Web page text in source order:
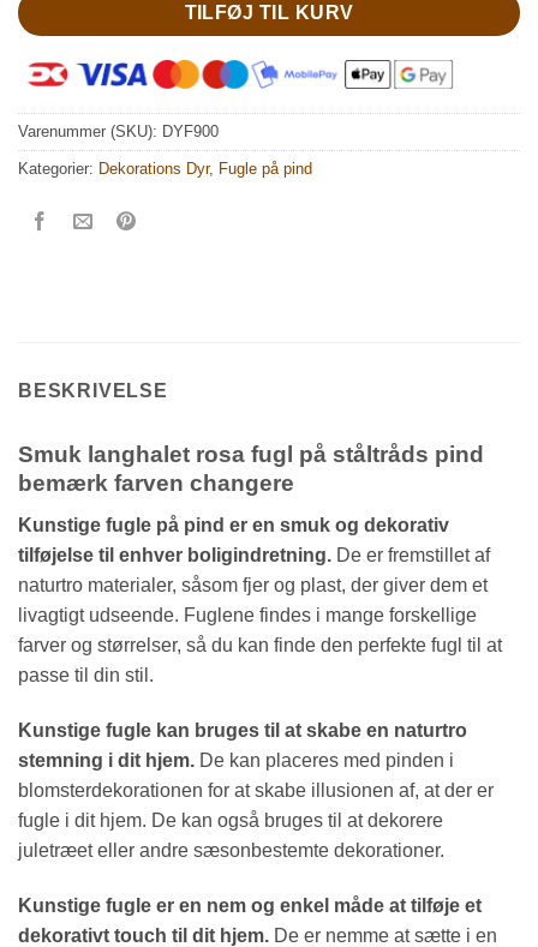
TILFØJ TIL KURV
Varenummer (SKU): DYF900
Kategorier: Dekorations Dyr, Fugle på pind
BESKRIVELSE
Smuk langhalet rosa fugl på ståltråds pind
bemærk farven changere
Kunstige fugle på pind er en smuk og dekorativ
tilføjelse til enhver boligindretning. De er fremstillet af
naturtro materialer, såsom fjer og plast, der giver dem et
livagtigt udseende. Fuglene findes i mange forskellige
farver og størrelser, så du kan finde den perfekte fugl til at
passe til din stil.
Kunstige fugle kan bruges til at skabe en naturtro
stemning i dit hjem. De kan placeres med pinden i
blomsterdekorationen for at skabe illusionen af, at der er
fugle i dit hjem. De kan også bruges til at dekorere
juletræet eller andre sæsonbestemte dekorationer.
Kunstige fugle er en nem og enkel måde at tilføje et
dekorativt touch til dit hjem. De er nemme at sætte i en